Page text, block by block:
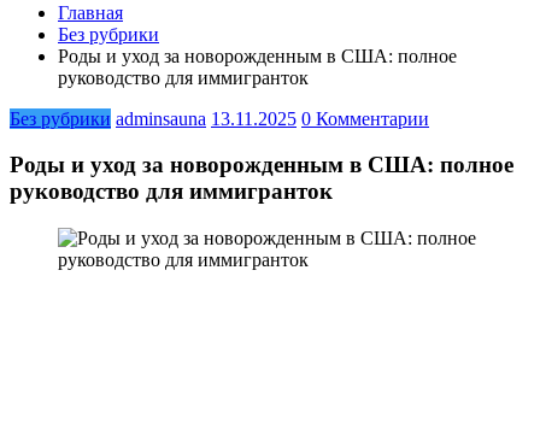
Главная
Без рубрики
Роды и уход за новорожденным в США: полное
руководство для иммигранток
Без рубрики adminsauna 13.11.2025 0 Комментарии
Роды и уход за новорожденным в США: полное
руководство для иммигранток